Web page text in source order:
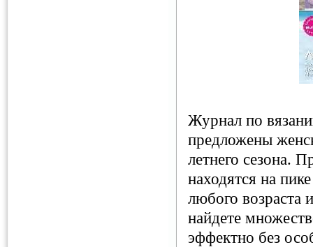
Журнал по
предложены
летнего сезона.
находятся на
любого возраста
найдете
эффектно без